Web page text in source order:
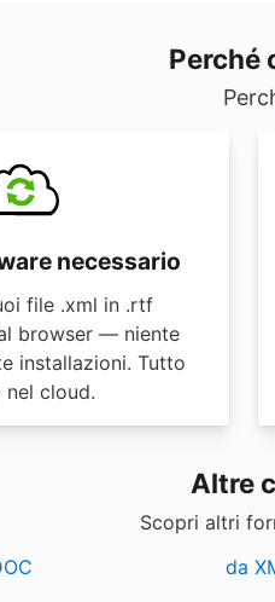
Perché
necessario
file .xml in .rtf
browser — niente
installazioni. Tutto
nel cloud.
Altre
Scopri altri
da